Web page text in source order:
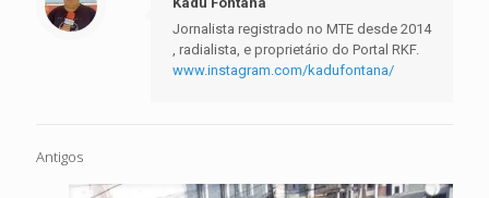
Jornalista registrado no MTE desde 2014
, radialista, e proprietário do Portal RKF.
www.instagram.com/kadufontana/
Antigos